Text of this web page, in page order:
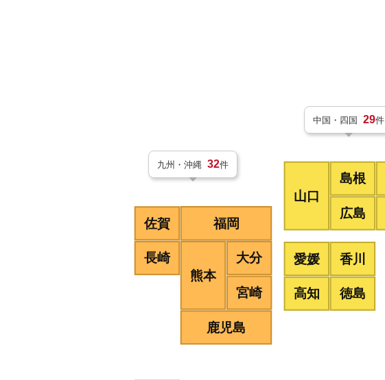
中国・四国 29件
九州・沖縄 32件
島根
広島
山口
香川
徳島
愛媛
高知
佐賀 福岡
長崎
熊本
大分
宮崎
鹿児島